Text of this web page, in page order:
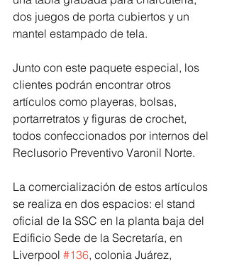
dos juegos de porta cubiertos y un
mantel estampado de tela.
Junto con este paquete especial, los
clientes podrán encontrar otros
artículos como playeras, bolsas,
portarretratos y figuras de crochet,
todos confeccionados por internos del
Reclusorio Preventivo Varonil Norte.
La comercialización de estos artículos
se realiza en dos espacios: el stand
oficial de la SSC en la planta baja del
Edificio Sede de la Secretaría, en
Liverpool #136, colonia Juárez,